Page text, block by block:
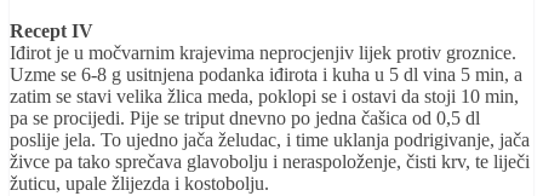
Recept IV
Iđirot je u močvarnim krajevima neprocjenjiv lijek protiv groznice.
Uzme se 6-8 g usitnjena podanka iđirota i kuha u 5 dl vina 5 min, a
zatim se stavi velika žlica meda, poklopi se i ostavi da stoji 10 min,
pa se procijedi. Pije se triput dnevno po jedna čašica od 0,5 dl
poslije jela. To ujedno jača želudac, i time uklanja podrigivanje, jača
živce pa tako sprečava glavobolju i neraspoloženje, čisti krv, te liječi
žuticu, upale žlijezda i kostobolju.